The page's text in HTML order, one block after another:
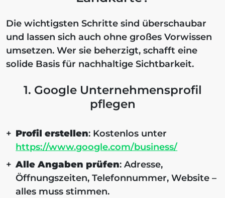
Die wichtigsten Schritte sind überschaubar
und lassen sich auch ohne großes Vorwissen
umsetzen. Wer sie beherzigt, schafft eine
solide Basis für nachhaltige Sichtbarkeit.
1. Google Unternehmensprofil
pflegen
Profil erstellen: Kostenlos unter
https://www.google.com/business/
Alle Angaben prüfen: Adresse,
Öffnungszeiten, Telefonnummer, Website –
alles muss stimmen.